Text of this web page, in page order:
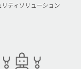
リティソリューション